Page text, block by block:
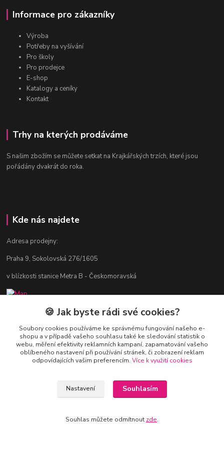
Informace pro zákazníky
Výroba
Potřeby na vyšívání
Pro školy
Pro prodejce
E-shop
Katalogy a ceníky
Kontakt
Trhy na kterých prodáváme
S našim zbožím se můžete setkat na Krajkářských trzích, které jsou
pořádány dvakrát do roka.
Kde nás najdete
Adresa prodejny:
Praha 9, Sokolovská 276/1605
v blízkosti stanice Metra B - Českomoravská
Jitka Vlasáková
281 916 793
Po-Čt 8-16:30, Pá 8-14:30
🍪 Jak byste rádi své cookies?
Soubory cookies používáme ke správnému fungování našeho e-
shopu a v případě vašeho souhlasu také ke sledování statistik o
webu, měření efektivity reklamních kampaní, zapamatování vašeho
oblíbeného nastavení při používání stránek, či zobrazení reklam
odpovídajících vašim preferencím. Více k využití cookies
Nastavení Souhlasím
Souhlas můžete odmítnout zde.